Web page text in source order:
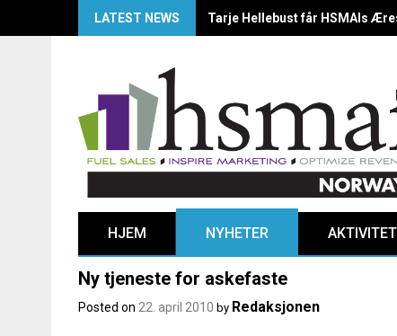
LATEST NEWS HSMAI Awards Norway 2025:
HJEM NYHETER
Ny tjeneste for askefaste
Posted on 22. april 2010 by Redaksjonen